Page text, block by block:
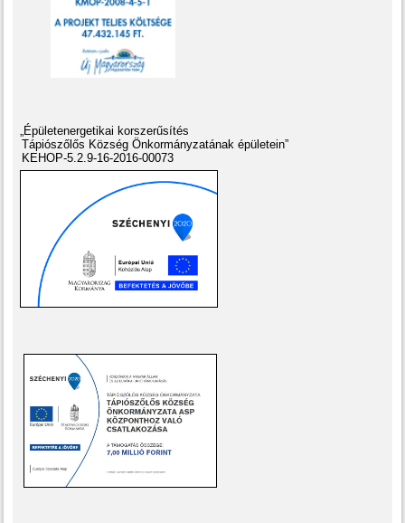
„Épületenergetikai korszerűsítés
Tápiószőlős Község Önkormányzatának épületein”
KEHOP-5.2.9-16-2016-00073